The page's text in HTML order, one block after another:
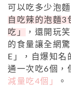
可以吃多少泡
自吃辣的泡麵3
吃」
，還開玩
的食量讓全網
E」，自爆知
通一次吃6個，
減量吃4個」
。